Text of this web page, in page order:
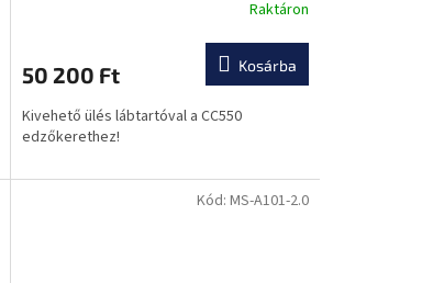
Raktáron
50 200 Ft Kosárba
Kivehető ülés lábtartóval a CC550
edzőkerethez!
Kód: MS-A101-2.0